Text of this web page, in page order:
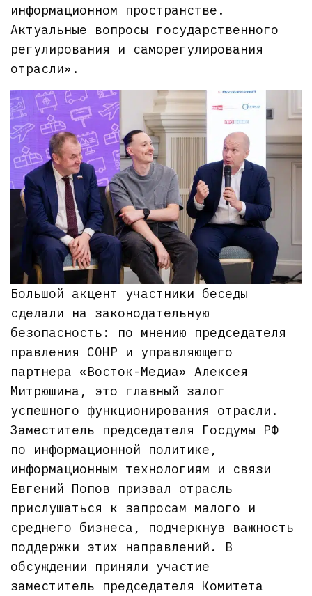
информационном пространстве.
Актуальные вопросы государственного
регулирования и саморегулирования
отрасли».
Большой акцент участники беседы
сделали на законодательную
безопасность: по мнению председателя
правления СОНР и управляющего
партнера «Восток-Медиа» Алексея
Митрюшина, это главный залог
успешного функционирования отрасли.
Заместитель председателя Госдумы РФ
по информационной политике,
информационным технологиям и связи
Евгений Попов призвал отрасль
прислушаться к запросам малого и
среднего бизнеса, подчеркнув важность
поддержки этих направлений. В
обсуждении приняли участие
заместитель председателя Комитета